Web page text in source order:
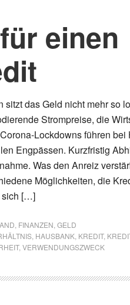
einen
sitzt das Geld nicht mehr so
Strompreise, die
Lockdowns führen bei
Engpässen. Kurzfristig
Was den Anreiz
Möglichkeiten, die
sich […]
FINANZEN GELD
HAUSBANK KREDIT,
, VERWENDUNGSZWECK